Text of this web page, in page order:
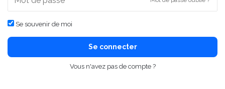
Se souvenir de moi
Se connecter
Vous n'avez pas de compte ?